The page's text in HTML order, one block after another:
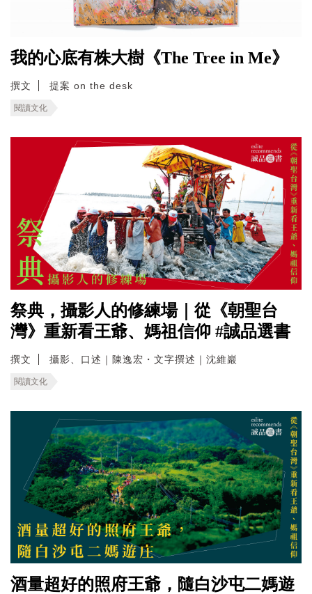
我的心底有株大樹《The Tree in Me》
撰文 提案 on the desk
閱讀文化
祭典，攝影人的修練場｜從《朝聖台
灣》重新看王爺、媽祖信仰 #誠品選書
撰文 攝影、口述｜陳逸宏・文字撰述｜沈維巖
閱讀文化
酒量超好的照府王爺，隨白沙屯二媽遊